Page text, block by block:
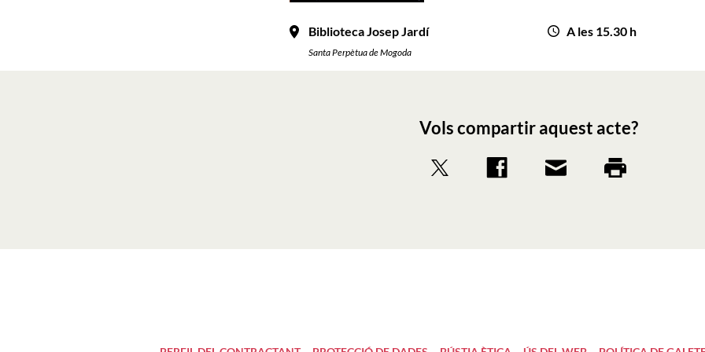
Biblioteca Josep Jardí
Santa Perpètua de Mogoda
A les 15.30 h
Vols compartir aquest acte?